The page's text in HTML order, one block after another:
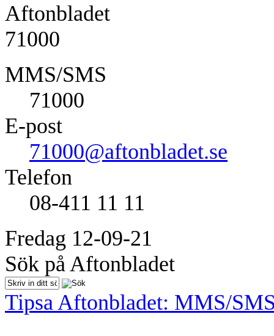
MMS/SMS
71000
E-post
71000@aftonbladet.se
Telefon
08-411 11 11
Fredag 12-09-21
Sök på Aftonbladet
Tipsa Aftonbladet: MMS/